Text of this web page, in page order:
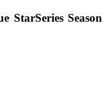
StarSeries Season